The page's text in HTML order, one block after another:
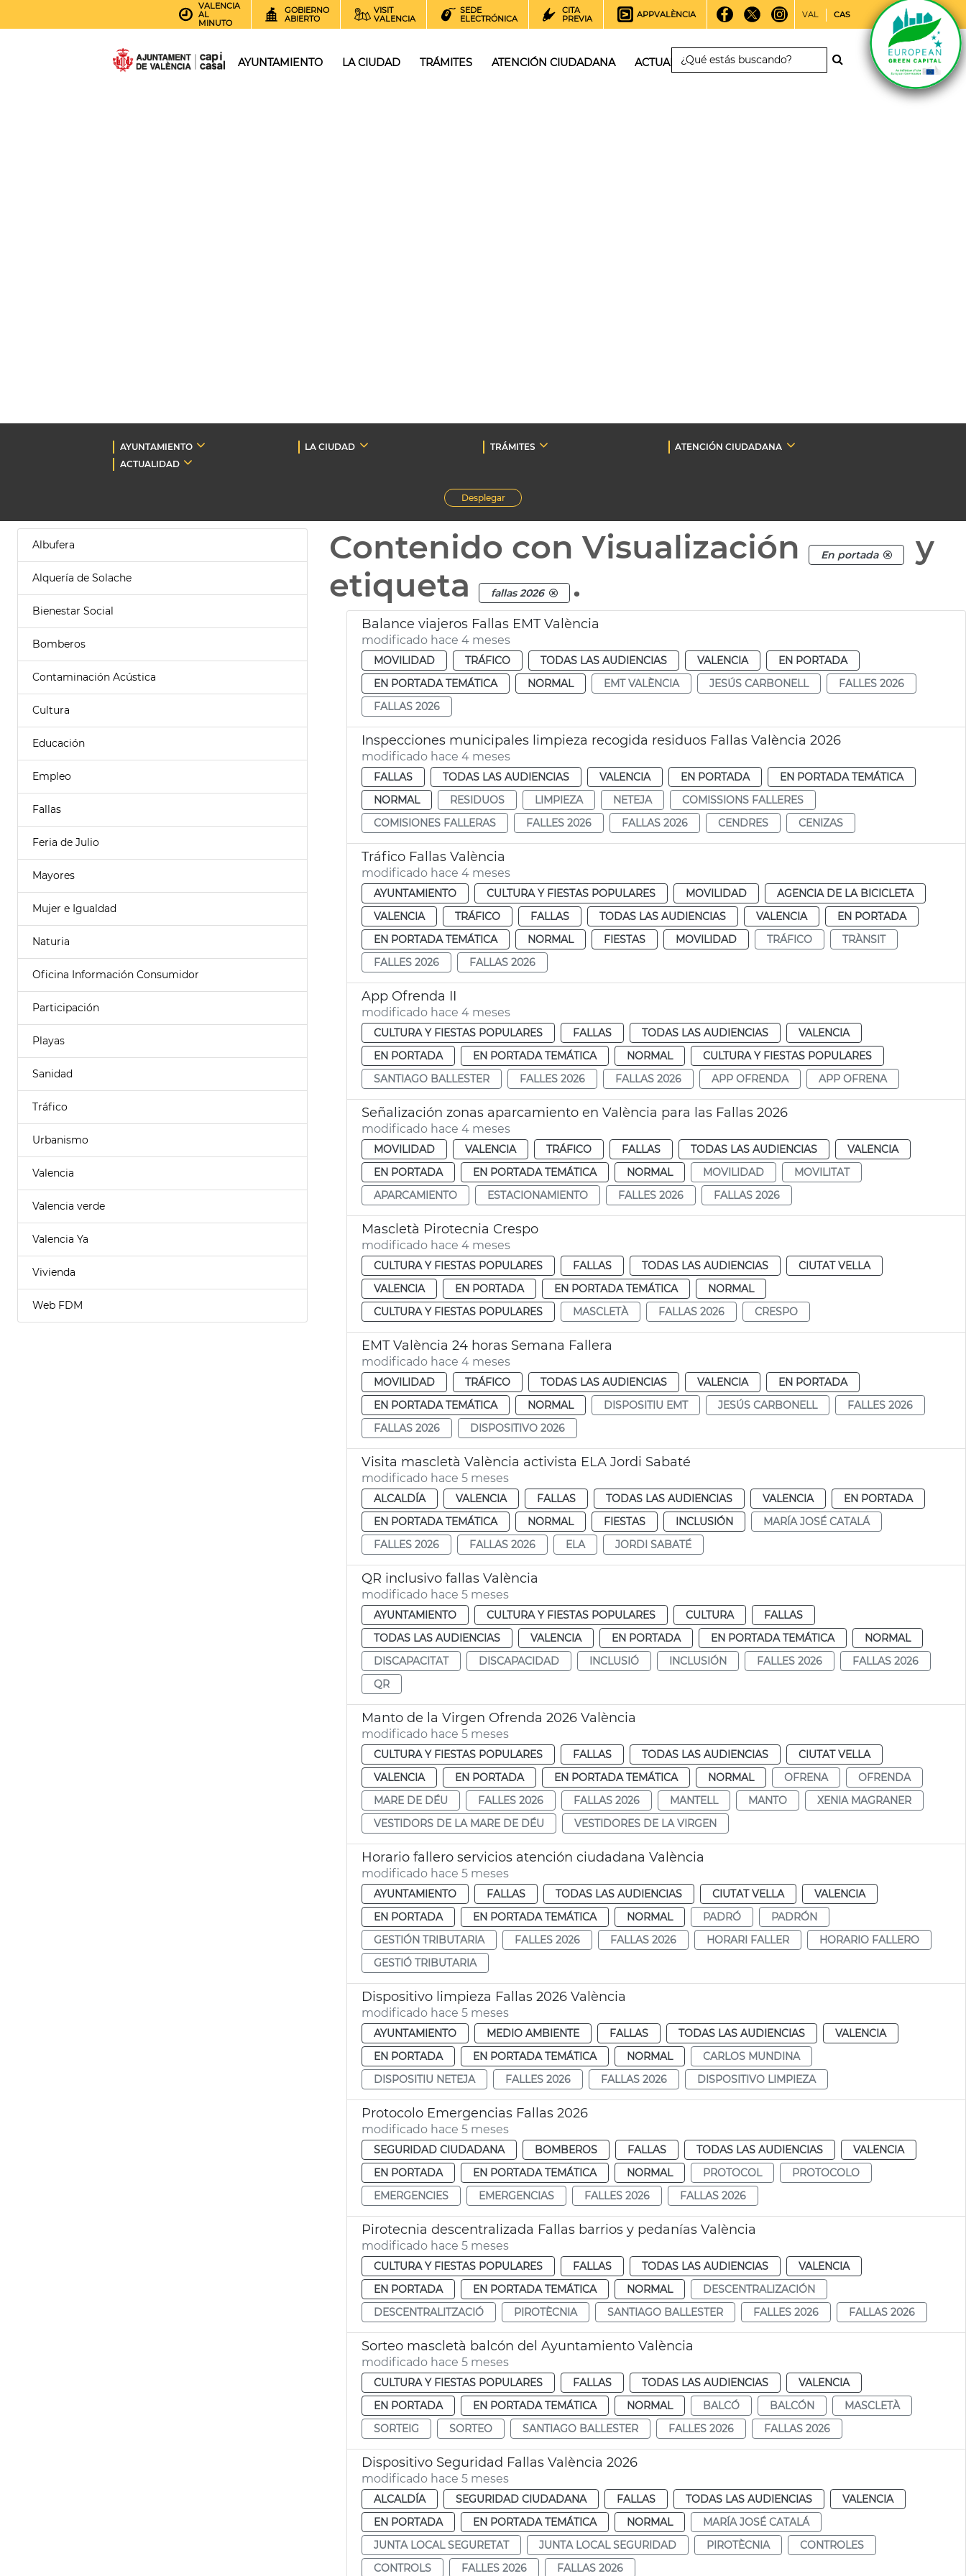
VALENCIA
AL
MINUTO
GOBIERNO
ABIERTO
VISIT
VALENCIA
SEDE
ELECTRÓNICA
CITA
PREVIA
APPVALÈNCIA VAL CAS
AYUNTAMIENTO LA CIUDAD TRÁMITES ATENCIÓN CIUDADANA ACTUALIDAD
AYUNTAMIENTO LA CIUDAD TRÁMITES
ATENCIÓN CIUDADANA
ACTUALIDAD
Desplegar
Albufera
Alquería de Solache
Bienestar Social
Bomberos
Contaminación Acústica
Cultura
Educación
Empleo
Fallas
Feria de Julio
Mayores
Mujer e Igualdad
Naturia
Oficina Información Consumidor
Participación
Playas
Sanidad
Tráfico
Urbanismo
Valencia
Valencia verde
Valencia Ya
Vivienda
Web FDM
Contenido con Visualización En portada
y
etiqueta
fallas 2026 .
Balance viajeros Fallas EMT València
modificado hace 4 meses
MOVILIDAD TRÁFICO TODAS LAS AUDIENCIAS VALENCIA
EN PORTADA
EN PORTADA TEMÁTICA
NORMAL EMT VALÈNCIA JESÚS CARBONELL
FALLES 2026
FALLAS 2026
Inspecciones municipales limpieza recogida residuos Fallas València 2026
modificado hace 4 meses
FALLAS TODAS LAS AUDIENCIAS VALENCIA EN PORTADA
EN PORTADA TEMÁTICA
NORMAL
RESIDUOS LIMPIEZA NETEJA
COMISSIONS FALLERES
COMISIONES FALLERAS
FALLES 2026 FALLAS 2026 CENDRES CENIZAS
Tráfico Fallas València
modificado hace 4 meses
AYUNTAMIENTO CULTURA Y FIESTAS POPULARES MOVILIDAD
AGENCIA DE LA BICICLETA
VALENCIA
TRÁFICO FALLAS TODAS LAS AUDIENCIAS VALENCIA
EN PORTADA
EN PORTADA TEMÁTICA
NORMAL FIESTAS MOVILIDAD TRÁFICO
TRÀNSIT
FALLES 2026
FALLAS 2026
App Ofrenda II
modificado hace 4 meses
CULTURA Y FIESTAS POPULARES FALLAS TODAS LAS AUDIENCIAS
VALENCIA
EN PORTADA
EN PORTADA TEMÁTICA NORMAL
CULTURA Y FIESTAS POPULARES
SANTIAGO BALLESTER
FALLES 2026 FALLAS 2026 APP OFRENDA APP OFRENA
Señalización zonas aparcamiento en València para las Fallas 2026
modificado hace 4 meses
MOVILIDAD VALENCIA TRÁFICO FALLAS TODAS LAS AUDIENCIAS
VALENCIA
EN PORTADA
EN PORTADA TEMÁTICA NORMAL MOVILIDAD
MOVILITAT
APARCAMIENTO
ESTACIONAMIENTO FALLES 2026 FALLAS 2026
Mascletà Pirotecnia Crespo
modificado hace 4 meses
CULTURA Y FIESTAS POPULARES FALLAS TODAS LAS AUDIENCIAS
CIUTAT VELLA
VALENCIA
EN PORTADA EN PORTADA TEMÁTICA
NORMAL
CULTURA Y FIESTAS POPULARES
MASCLETÀ FALLAS 2026 CRESPO
EMT València 24 horas Semana Fallera
modificado hace 4 meses
MOVILIDAD TRÁFICO TODAS LAS AUDIENCIAS VALENCIA
EN PORTADA
EN PORTADA TEMÁTICA
NORMAL DISPOSITIU EMT JESÚS CARBONELL
FALLES 2026
FALLAS 2026
DISPOSITIVO 2026
Visita mascletà València activista ELA Jordi Sabaté
modificado hace 5 meses
ALCALDÍA VALENCIA FALLAS TODAS LAS AUDIENCIAS VALENCIA
EN PORTADA
EN PORTADA TEMÁTICA
NORMAL FIESTAS INCLUSIÓN
MARÍA JOSÉ CATALÁ
FALLES 2026
FALLAS 2026 ELA JORDI SABATÉ
QR inclusivo fallas València
modificado hace 5 meses
AYUNTAMIENTO CULTURA Y FIESTAS POPULARES CULTURA
FALLAS
TODAS LAS AUDIENCIAS
VALENCIA EN PORTADA EN PORTADA TEMÁTICA
NORMAL
DISCAPACITAT
DISCAPACIDAD INCLUSIÓ INCLUSIÓN FALLES 2026
FALLAS 2026
QR
Manto de la Virgen Ofrenda 2026 València
modificado hace 5 meses
CULTURA Y FIESTAS POPULARES FALLAS TODAS LAS AUDIENCIAS
CIUTAT VELLA
VALENCIA
EN PORTADA EN PORTADA TEMÁTICA NORMAL OFRENA
OFRENDA
MARE DE DÉU
FALLES 2026 FALLAS 2026 MANTELL MANTO
XENIA MAGRANER
VESTIDORS DE LA MARE DE DÉU
VESTIDORES DE LA VIRGEN
Horario fallero servicios atención ciudadana València
modificado hace 5 meses
AYUNTAMIENTO FALLAS TODAS LAS AUDIENCIAS CIUTAT VELLA
VALENCIA
EN PORTADA
EN PORTADA TEMÁTICA NORMAL PADRÓ
PADRÓN
GESTIÓN TRIBUTARIA
FALLES 2026 FALLAS 2026 HORARI FALLER
HORARIO FALLERO
GESTIÓ TRIBUTARIA
Dispositivo limpieza Fallas 2026 València
modificado hace 5 meses
AYUNTAMIENTO MEDIO AMBIENTE FALLAS TODAS LAS AUDIENCIAS
VALENCIA
EN PORTADA
EN PORTADA TEMÁTICA NORMAL
CARLOS MUNDINA
DISPOSITIU NETEJA
FALLES 2026 FALLAS 2026 DISPOSITIVO LIMPIEZA
Protocolo Emergencias Fallas 2026
modificado hace 5 meses
SEGURIDAD CIUDADANA BOMBEROS FALLAS TODAS LAS AUDIENCIAS
VALENCIA
EN PORTADA
EN PORTADA TEMÁTICA NORMAL PROTOCOL
PROTOCOLO
EMERGENCIES
EMERGENCIAS FALLES 2026 FALLAS 2026
Pirotecnia descentralizada Fallas barrios y pedanías València
modificado hace 5 meses
CULTURA Y FIESTAS POPULARES FALLAS TODAS LAS AUDIENCIAS
VALENCIA
EN PORTADA
EN PORTADA TEMÁTICA NORMAL
DESCENTRALIZACIÓN
DESCENTRALITZACIÓ
PIROTÈCNIA SANTIAGO BALLESTER FALLES 2026 FALLAS 2026
Sorteo mascletà balcón del Ayuntamiento València
modificado hace 5 meses
CULTURA Y FIESTAS POPULARES FALLAS TODAS LAS AUDIENCIAS
VALENCIA
EN PORTADA
EN PORTADA TEMÁTICA NORMAL BALCÓ BALCÓN
MASCLETÀ
SORTEIG
SORTEO SANTIAGO BALLESTER FALLES 2026 FALLAS 2026
Dispositivo Seguridad Fallas València 2026
modificado hace 5 meses
ALCALDÍA SEGURIDAD CIUDADANA FALLAS TODAS LAS AUDIENCIAS
VALENCIA
EN PORTADA
EN PORTADA TEMÁTICA NORMAL
MARÍA JOSÉ CATALÁ
JUNTA LOCAL SEGURETAT
JUNTA LOCAL SEGURIDAD PIROTÈCNIA
CONTROLES
CONTROLS
FALLES 2026 FALLAS 2026